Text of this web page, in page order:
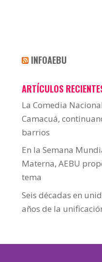
INFOAEBU
ARTÍCULOS
La Comedia
Camacuá,
barrios
En la Semana
Materna, AEBU
tema
Seis décadas en
años de la